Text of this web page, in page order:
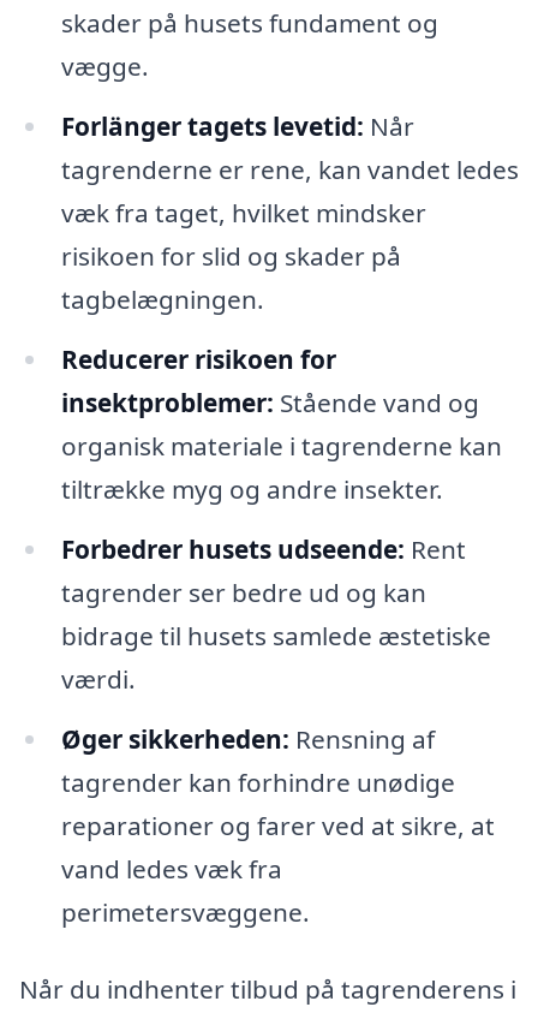
skader på husets fundament og
vægge.
Forlänger tagets levetid: Når
tagrenderne er rene, kan vandet ledes
væk fra taget, hvilket mindsker
risikoen for slid og skader på
tagbelægningen.
Reducerer risikoen for
insektproblemer: Stående vand og
organisk materiale i tagrenderne kan
tiltrække myg og andre insekter.
Forbedrer husets udseende: Rent
tagrender ser bedre ud og kan
bidrage til husets samlede æstetiske
værdi.
Øger sikkerheden: Rensning af
tagrender kan forhindre unødige
reparationer og farer ved at sikre, at
vand ledes væk fra
perimetersvæggene.
Når du indhenter tilbud på tagrenderens i